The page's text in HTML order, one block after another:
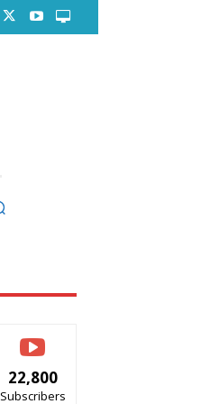
22,800
Subscribers